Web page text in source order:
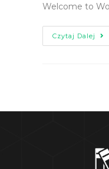
Welcome to
Czytaj Dalej